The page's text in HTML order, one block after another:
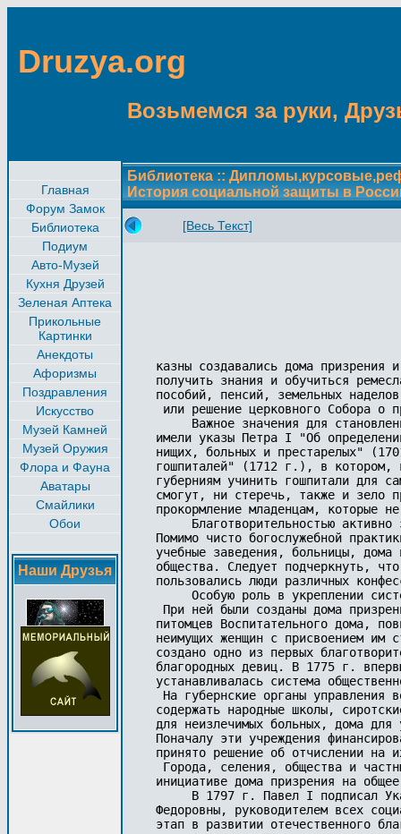
Druzya.org
Возьмемся за руки,
Главная
Форум Замок
Библиотека
Подиум
Авто-Музей
Кухня Друзей
Зеленая Аптека
Прикольные
Картинки
Анекдоты
Афоризмы
Поздравления
Искусство
Музей Камней
Музей Оружия
Флора и Фауна
Аватары
Смайлики
Обои
Наши Друзья
Библиотека ::
История социальной защиты в
[Весь Текст]
казны создавались дома
получить знания и обучиться
пособий, пенсий, земельных
или решение церковного Собора о
Важное значения для
имели указы Петра I "Об
нищих, больных и престарелых"
гошпиталей" (1712 г.), в котором,
губерниям учинить гошпитали для
смогут, ни стеречь, также и зело
прокормление младенцам, которые
Благотворительностью
Помимо чисто богослужебной
учебные заведения, больницы, дома
общества. Следует подчеркнуть,
пользовались люди различных
Особую роль в укреплении
При ней были созданы дома
питомцев Воспитательного дома,
неимущих женщин с присвоением
создано одно из первых
благородных девиц. В 1775 г.
устанавливалась система
На губернские органы управления
содержать народные школы,
для неизлечимых больных, дома
Поначалу эти учреждения
принято решение об отчислении на
Города, селения, общества и
инициативе дома призрения на
В 1797 г. Павел I подписал
Федоровны, руководителем всех
этап в развитии отечественного